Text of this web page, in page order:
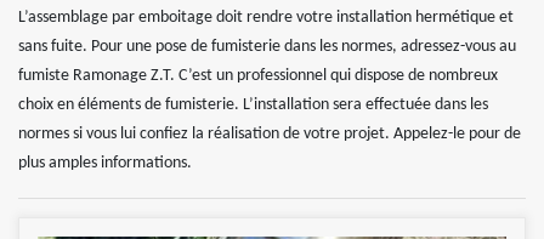
L’assemblage par emboitage doit rendre votre installation hermétique et
sans fuite. Pour une pose de fumisterie dans les normes, adressez-vous au
fumiste Ramonage Z.T. C’est un professionnel qui dispose de nombreux
choix en éléments de fumisterie. L’installation sera effectuée dans les
normes si vous lui confiez la réalisation de votre projet. Appelez-le pour de
plus amples informations.